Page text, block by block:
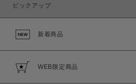
ピックアップ
新着商品
WEB限定商品